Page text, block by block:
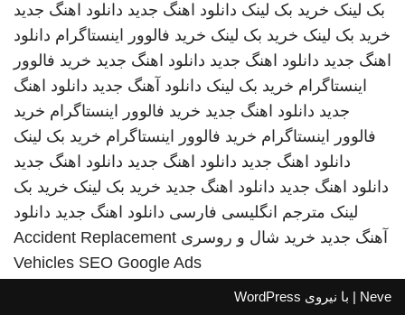
بک لینک خرید بک لینک دانلود اهنگ جدید دانلود اهنگ جدید
خرید بک لینک خرید بک لینک خرید فالوور اینستاگرام دانلود
اهنگ جدید دانلود اهنگ جدید دانلود اهنگ جدید خرید فالوور
اینستاگرام خرید بک لینک دانلود آهنگ جدید دانلود اهنگ
جدید دانلود اهنگ جدید خرید فالوور اینستاگرام خرید
فالوور اینستاگرام خرید فالوور اینستاگرام خرید بک لینک
دانلود اهنگ جدید دانلود اهنگ جدید دانلود اهنگ جدید
دانلود اهنگ جدید دانلود اهنگ جدید خرید بک لینک خرید بک
لینک مترجم انگلیسی فارسی دانلود اهنگ جدید دانلود
آهنگ جدید خرید شال و روسری Accident Replacement
Vehicles SEO Google Ads
Neve | با نیروی WordPress